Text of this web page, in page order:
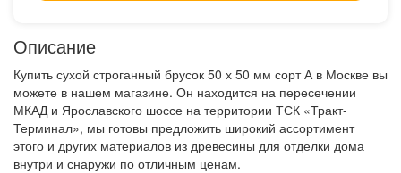
Описание
Купить сухой строганный брусок 50 х 50 мм сорт А в Москве вы
можете в нашем магазине. Он находится на пересечении
МКАД и Ярославского шоссе на территории ТСК «Тракт-
Терминал», мы готовы предложить широкий ассортимент
этого и других материалов из древесины для отделки дома
внутри и снаружи по отличным ценам.